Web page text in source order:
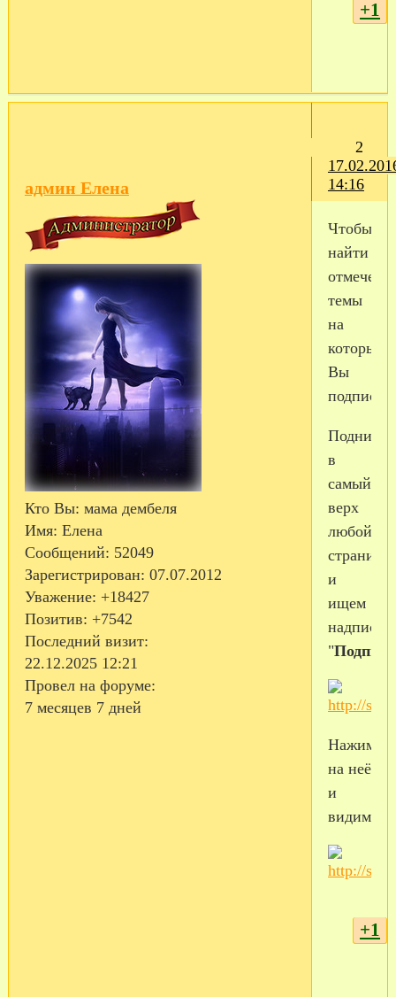
+1
2
14:16
админ Елена
Кто Вы: мама дембеля
Имя: Елена
Сообщений: 52049
Зарегистрирован: 07.07.2012
Уважение: +18427
Позитив: +7542
Последний визит:
22.12.2025 12:21
Провел на форуме:
7 месяцев 7 дней
Чтобы
найти
темы
на
которые
Вы
в
самый
верх
любой
и
ищем
надпись
"
на неё
и
видим...
+1